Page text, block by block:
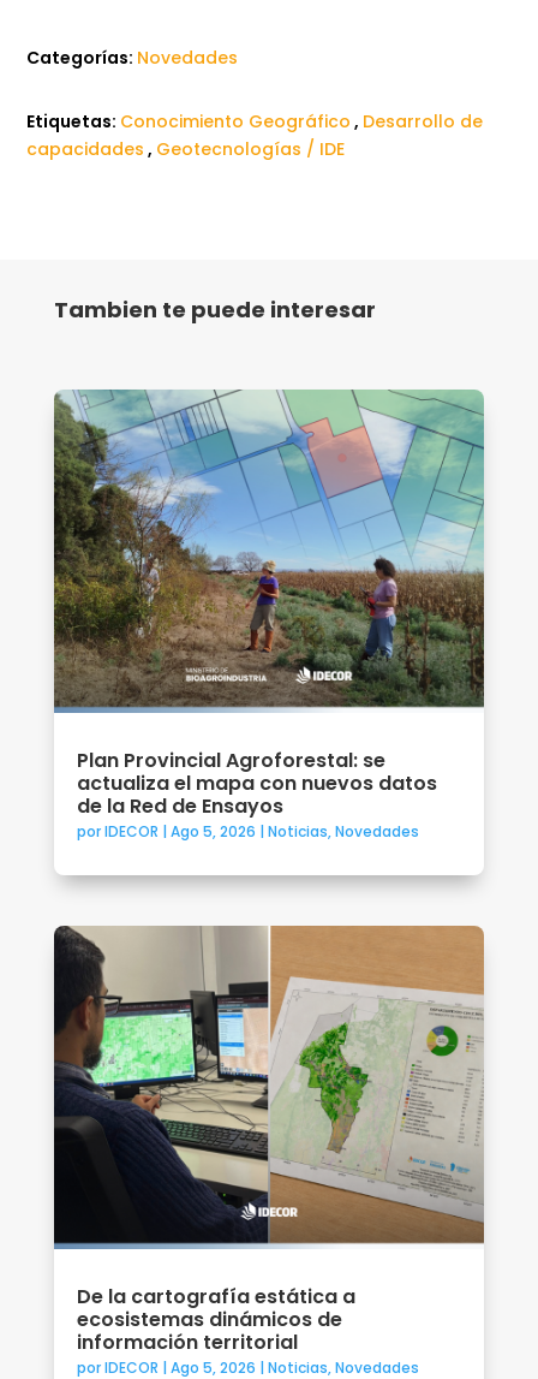
Categorías: Novedades
Etiquetas: Conocimiento Geográfico , Desarrollo de
capacidades , Geotecnologías / IDE
Tambien te puede interesar
Plan Provincial Agroforestal: se
actualiza el mapa con nuevos datos
de la Red de Ensayos
porIDECOR | Ago 5, 2026 | Noticias,Novedades
De la cartografía estática a
ecosistemas dinámicos de
información territorial
porIDECOR | Ago 5, 2026 | Noticias,Novedades